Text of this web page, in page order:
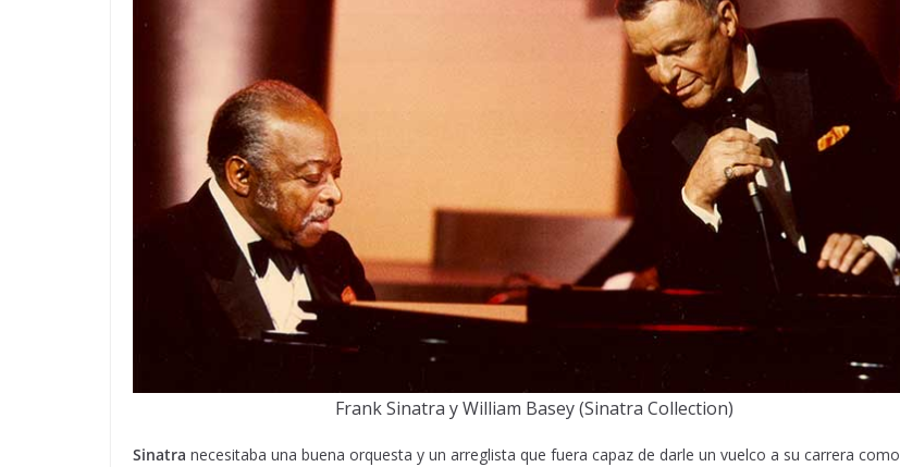
Frank Sinatra y William Basey (Sinatra Collection)
Sinatra necesitaba una buena orquesta y un arreglista que fuera capaz de darle un vuelco a su carrera como